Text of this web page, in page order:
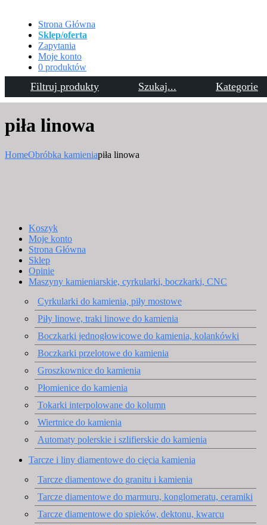
Filtruj produkty Szukaj... Kategorie
Strona Główna
Sklep/oferta
Zapytania
Moje konto
0 produktów
Kontakt
piła linowa
HomeObróbka kamieniapiła linowa
Koszyk
Moje konto
Strona Główna
Sklep
Opinie
Maszyny kamieniarskie, cyrkularki, boczkarki, CNC
Cyrkularki do kamienia, piły mostowe
Piły linowe, traki linowe do kamienia
Boczkarki jednogłowicowe do kamienia, kolankówki
Boczkarki przelotowe do kamienia
Groszkownice do kamienia
Płomienice do kamienia
Tokarki interpolowane do kolumn
Wiertnice do kamienia
Automaty polerskie i szlifierskie do kamienia
Tarcze i liny diamentowe do cięcia kamienia
Tarcze diamentowe do granitu i kamienia
Tarcze diamentowe do marmuru, konglomeratu, ceramiki
Tarcze diamentowe do spieków, dektonu, kwarcu